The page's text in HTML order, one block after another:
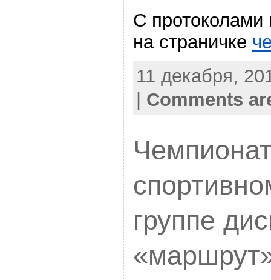
С протоколами
на страничке
11 декабря,
Comments
группе